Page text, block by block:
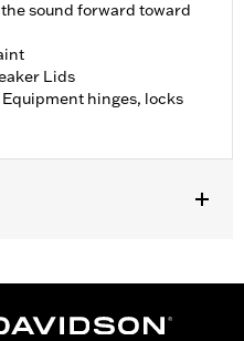
sound forward toward
Lids
hinges, locks
Saddlebag Speaker Kit P/N